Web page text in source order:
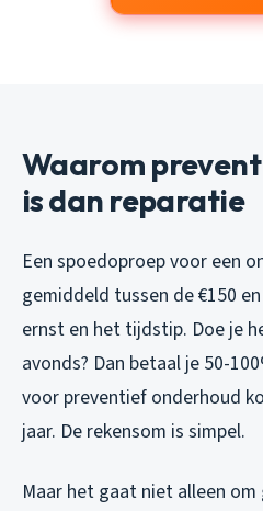
Waarom
is dan reparatie
Een spoedoproep voor een
gemiddeld tussen de €150
ernst en het tijdstip. Doe je
avonds? Dan betaal je 50-
voor preventief onderhoud
jaar. De rekensom is simpel.
Maar het gaat niet alleen